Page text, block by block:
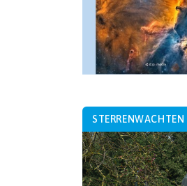
STERRENWACHTEN